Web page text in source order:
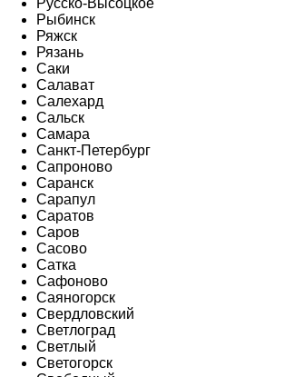
Русско-Высоцкое
Рыбинск
Ряжск
Рязань
Саки
Салават
Салехард
Сальск
Самара
Санкт-Петербург
Сапроново
Саранск
Сарапул
Саратов
Саров
Сасово
Сатка
Сафоново
Саяногорск
Свердловский
Светлоград
Светлый
Светогорск